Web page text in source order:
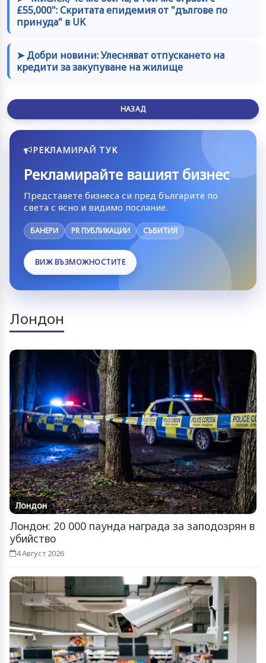
£55,000": Скритата епидемия от "дългове по
принуда" в UK
➤ Добри новини: Улесняват отпускането на
кредити за закупуване на жилище
НАЗАД
РЕКЛАМИРАЙ ТУК
Рекламирайте вашият бизнес
Представете бизнеса си пред българите по
света с ясно и видимо послание.
БАНЕРИ PR ПУБЛИКАЦИИ СЪБИТИЯ
ВИЖ ВЪЗМОЖНОСТИТЕ
Лондон
Лондон
Лондон: 20 000 паунда награда за заподозрян в
убийство
4 Август 2026